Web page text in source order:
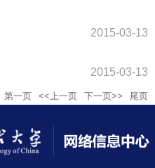
2015-03-13
2015-03-13
第一页 <<上一页 下一页>> 尾页